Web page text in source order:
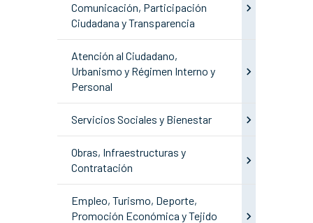
Comunicación, Participación
Ciudadana y Transparencia
Atención al Ciudadano,
Urbanismo y Régimen Interno y
Personal
Servicios Sociales y Bienestar
Obras, Infraestructuras y
Contratación
Empleo, Turismo, Deporte,
Promoción Económica y Tejido